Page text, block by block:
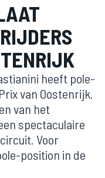
heeft pole-
van Oostenrijk.
van het
spectaculaire
Voor
position in de